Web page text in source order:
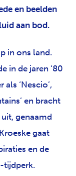
en beelden
aan bod.
in ons land.
in de jaren ‘80
‘Nescio’,
en bracht
genaamd
gaat
en de
tijdperk.